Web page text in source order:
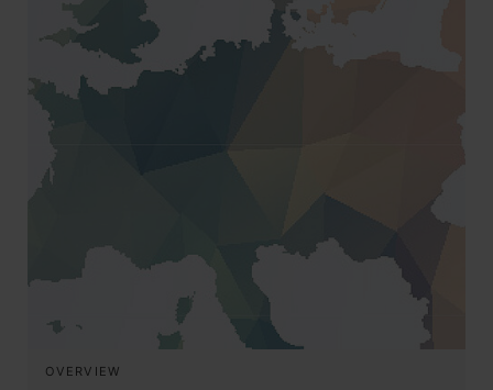
OVERVIEW